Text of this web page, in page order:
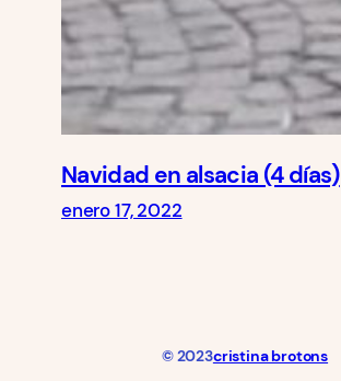
Navidad en alsacia (4 días)
enero 17, 2022
© 2023cristina brotons